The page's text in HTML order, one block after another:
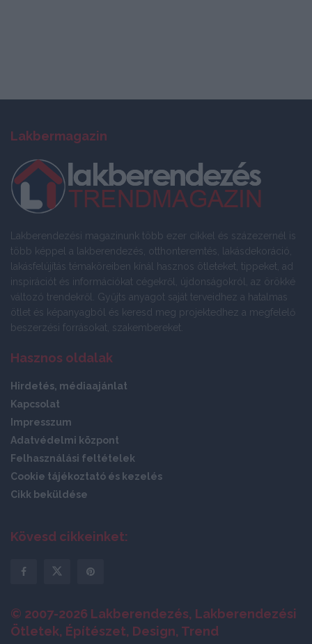
Lakbermagazin
Lakberendezési magazinunk több ezer cikkel és százezernél is
több képpel a lakberendezés, otthonteremtés, lakásdekoráció,
lakásfelújítás témaköreiben kínál hasznos ötleteket, tippeket, ad
inspirációt és információkat cégekről, újdonságokról, az örökké
változó trendekről. Gyűjts anyagot saját terveidhez a hatalmas
ötlet és képanyagból és keresd meg projektedhez a megfelelő
beszerzési forrásokat, szakembereket.
Hasznos oldalak
Hirdetés, médiaajánlat
Kapcsolat
Impresszum
Adatvédelmi központ
Felhasználási feltételek
Cookie tájékoztató és kezelés
Cikk beküldése
Kövesd cikkeinket:
© 2007-2026 Lakberendezés, Lakberendezési
Ötletek, Építészet, Design, Trend